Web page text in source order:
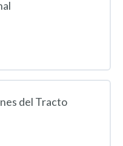
del Tracto